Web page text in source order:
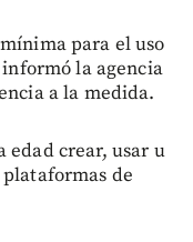
para el uso
informó la agencia
a la medida.
edad crear, usar u
de